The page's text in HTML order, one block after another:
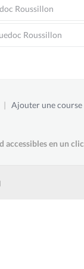
Roussillon
Roussillon
| Ajouter une course
accessibles en un clic